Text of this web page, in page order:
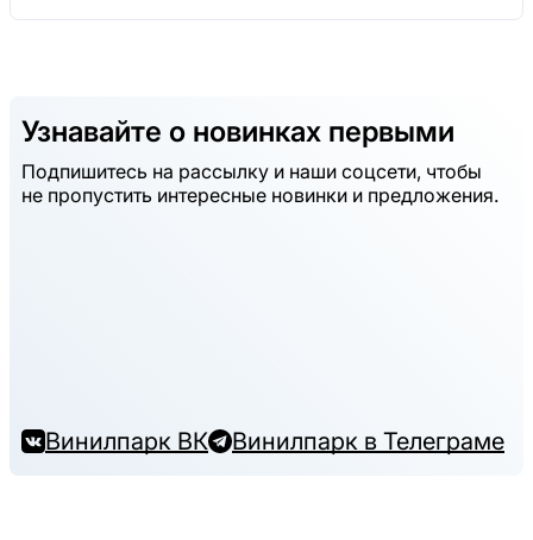
Узнавайте о новинках первыми
Подпишитесь на рассылку и наши соцсети, чтобы
не пропустить интересные новинки и предложения.
Винилпарк ВК Винилпарк в Телеграме